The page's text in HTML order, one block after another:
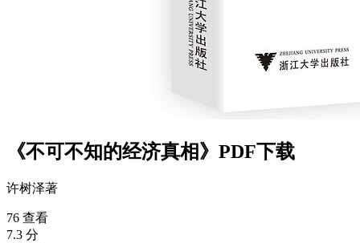
《不可不知的经济真相》PDF下载
许树泽著
76 查看
7.3 分